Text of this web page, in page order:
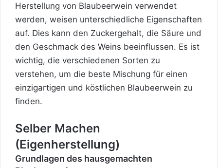
Herstellung von Blaubeerwein verwendet
werden, weisen unterschiedliche Eigenschaften
auf. Dies kann den Zuckergehalt, die Säure und
den Geschmack des Weins beeinflussen. Es ist
wichtig, die verschiedenen Sorten zu
verstehen, um die beste Mischung für einen
einzigartigen und köstlichen Blaubeerwein zu
finden.
Selber Machen
(Eigenherstellung)
Grundlagen des hausgemachten